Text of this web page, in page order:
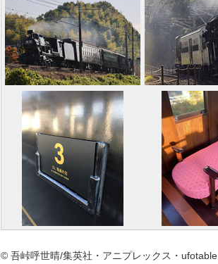
© 吾峠呼世晴/集英社・アニプレックス・ufotable